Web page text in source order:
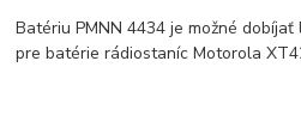
Batériu PMNN 4434 je možné
pre batérie rádiostaníc Motorola